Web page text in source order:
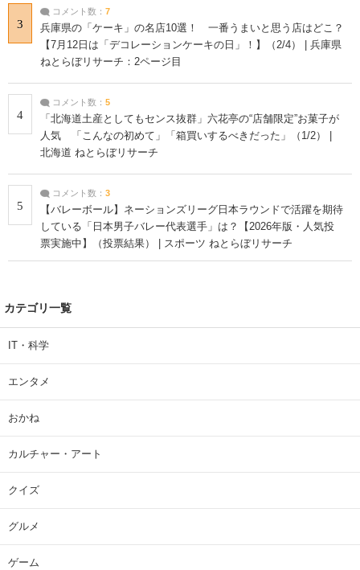
3
コメント数： 7
兵庫県の「ケーキ」の名店10選！ 一番うまいと思う店はどこ？
【7月12日は「デコレーションケーキの日」！】（2/4） | 兵庫県
ねとらぼリサーチ：2ページ目
4
コメント数： 5
「北海道土産としてもセンス抜群」六花亭の“店舗限定”お菓子が
人気 「こんなの初めて」「箱買いするべきだった」（1/2） |
北海道 ねとらぼリサーチ
5
コメント数： 3
【バレーボール】ネーションズリーグ日本ラウンドで活躍を期待
している「日本男子バレー代表選手」は？【2026年版・人気投
票実施中】（投票結果） | スポーツ ねとらぼリサーチ
カテゴリ一覧
IT・科学
エンタメ
おかね
カルチャー・アート
クイズ
グルメ
ゲーム